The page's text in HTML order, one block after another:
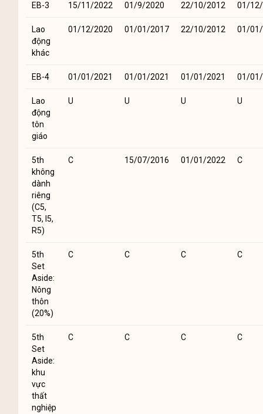
EB-3 15/11/2022 01/9/2020 22/10/2012 01/
Lao
động
khác
01/12/2020 01/01/2017 22/10/2012 01/
EB-4 01/01/2021 01/01/2021 01/01/2021 01/
Lao
động
tôn
giáo
U U U U
5th
không
dành
riêng
(C5,
T5, I5,
R5)
C 15/07/2016 01/01/2022 C
5th
Set
Aside:
Nông
thôn
(20%)
C C C C
5th
Set
Aside:
khu
vực
thất
nghiệp
C C C C